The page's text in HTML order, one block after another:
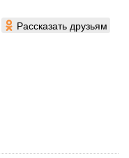
Рассказать друзьям